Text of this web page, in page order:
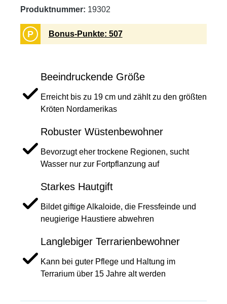
Produktnummer: 19302
P Bonus-Punkte: 507
Beeindruckende Größe
Erreicht bis zu 19 cm und zählt zu den größten
Kröten Nordamerikas
Robuster Wüstenbewohner
Bevorzugt eher trockene Regionen, sucht
Wasser nur zur Fortpflanzung auf
Starkes Hautgift
Bildet giftige Alkaloide, die Fressfeinde und
neugierige Haustiere abwehren
Langlebiger Terrarienbewohner
Kann bei guter Pflege und Haltung im
Terrarium über 15 Jahre alt werden